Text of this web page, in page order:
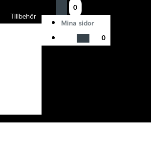
Tillbehör
0
Mina sidor
0